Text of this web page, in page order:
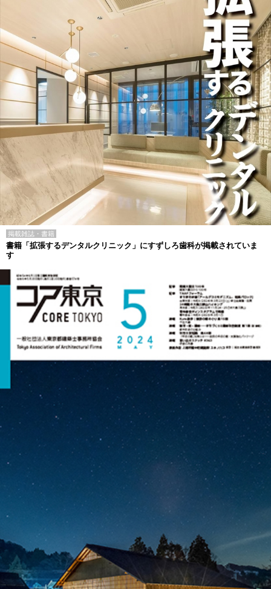
掲載雑誌・書籍
書籍「拡張するデンタルクリニック」にすずしろ歯科が掲載されていま
す